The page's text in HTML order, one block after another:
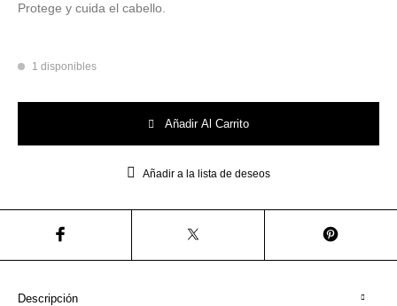
COSMÉTICA
CURSOS
Peluquería
Protege y cuida el cabello.
1 disponibles
Añadir Al Carrito
Añadir a la lista de deseos
Descripción